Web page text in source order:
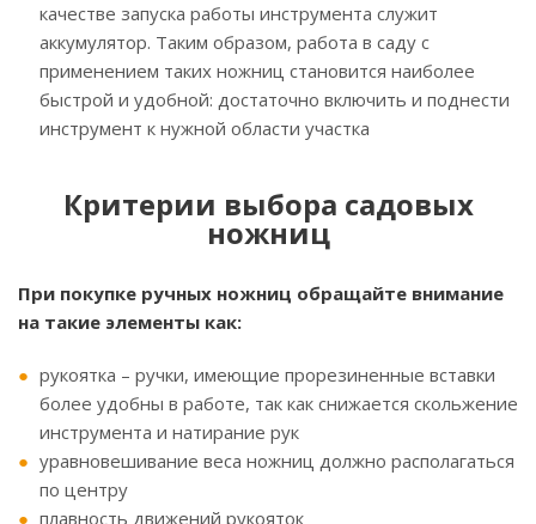
качестве запуска работы инструмента служит
аккумулятор. Таким образом, работа в саду с
применением таких ножниц становится наиболее
быстрой и удобной: достаточно включить и поднести
инструмент к нужной области участка
Критерии выбора садовых
ножниц
При покупке ручных ножниц обращайте внимание
на такие элементы как:
рукоятка – ручки, имеющие прорезиненные вставки
более удобны в работе, так как снижается скольжение
инструмента и натирание рук
уравновешивание веса ножниц должно располагаться
по центру
плавность движений рукояток